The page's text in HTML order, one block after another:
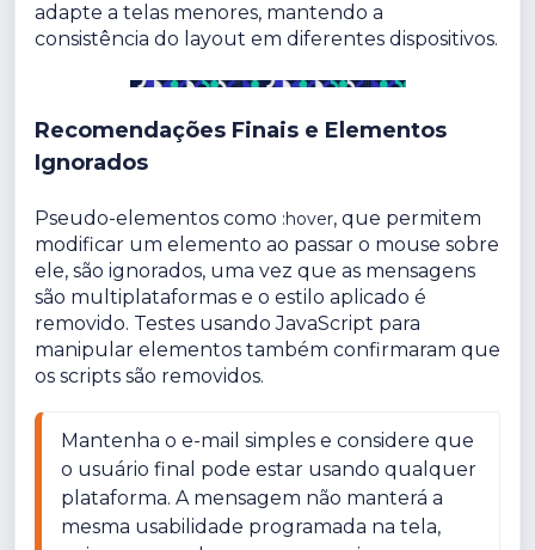
adapte a telas menores, mantendo a
consistência do layout em diferentes dispositivos.
Recomendações Finais e Elementos
Ignorados
Pseudo-elementos como :hover, que permitem
modificar um elemento ao passar o mouse sobre
ele, são ignorados, uma vez que as mensagens
são multiplataformas e o estilo aplicado é
removido. Testes usando JavaScript para
manipular elementos também confirmaram que
os scripts são removidos.
Mantenha o e-mail simples e considere que
o usuário final pode estar usando qualquer
plataforma. A mensagem não manterá a
mesma usabilidade programada na tela,